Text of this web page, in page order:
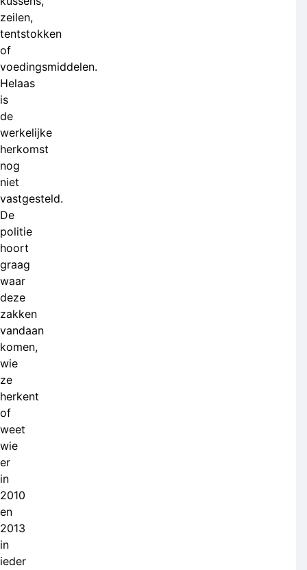
zeilen,
tentstokken
of
voedingsmiddelen.
Helaas
is
de
werkelijke
herkomst
nog
niet
vastgesteld.
De
politie
hoort
graag
waar
deze
zakken
vandaan
komen,
wie
ze
herkent
of
weet
wie
er
in
2010
en
2013
in
ieder